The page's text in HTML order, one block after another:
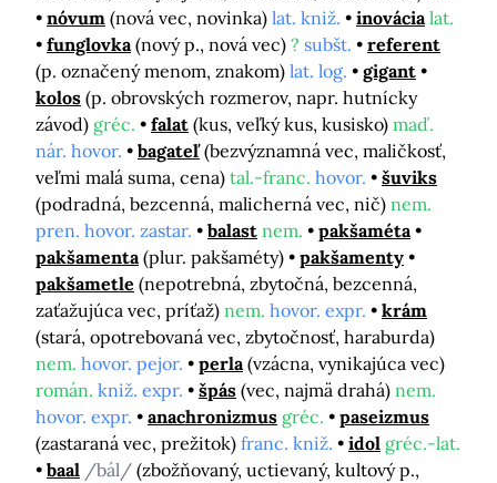
nóvum (nová vec, novinka) lat. kniž. inovácia lat.
funglovka (nový p., nová vec) ? subšt.
referent
(p. označený menom, znakom) lat. log.
gigant
kolos (p. obrovských rozmerov, napr. hutnícky
závod) gréc. falat (kus, veľký kus, kusisko) maď.
nár. hovor.
bagateľ (bezvýznamná vec, maličkosť,
veľmi malá suma, cena) tal.-franc. hovor.
šuviks
(podradná, bezcenná, malicherná vec, nič) nem.
pren. hovor. zastar.
balast nem.
pakšaméta
pakšamenta (plur. pakšaméty)
pakšamenty
pakšametle (nepotrebná, zbytočná, bezcenná,
zaťažujúca vec, príťaž) nem. hovor. expr.
krám
(stará, opotrebovaná vec, zbytočnosť, haraburda)
nem. hovor. pejor. perla (vzácna, vynikajúca vec)
román. kniž. expr. špás (vec, najmä drahá) nem.
hovor. expr.
anachronizmus gréc.
paseizmus
(zastaraná vec, prežitok) franc. kniž. idol gréc.-lat.
baal /bál/ (zbožňovaný, uctievaný, kultový p.,